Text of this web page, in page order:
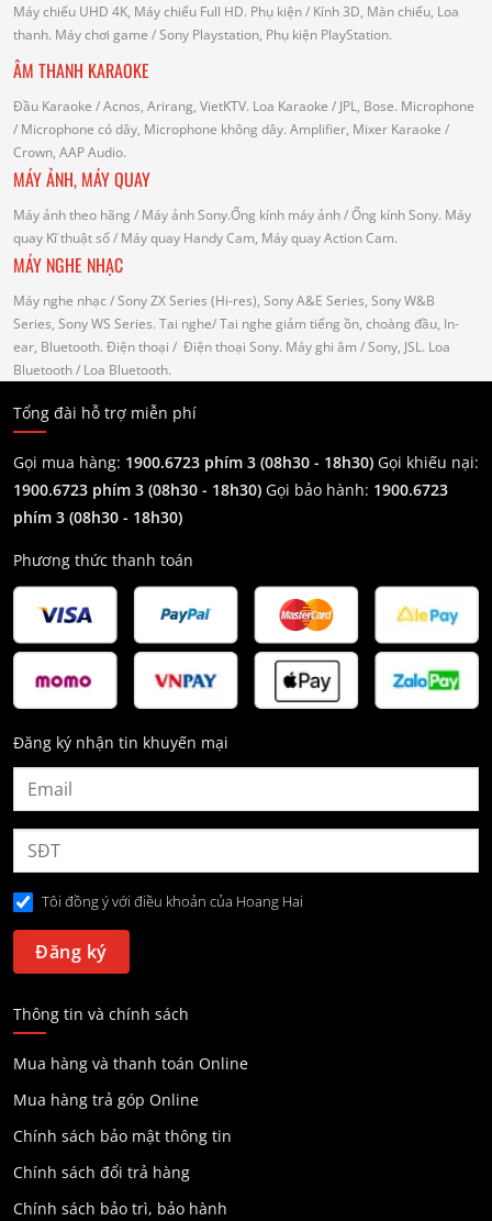
Máy chiếu UHD 4K, Máy chiếu Full HD. Phụ kiện/ Kính 3D, Màn chiếu, Loa
thanh. Máy chơi game / Sony Playstation, Phụ kiện PlayStation.
ÂM THANH KARAOKE
Đầu Karaoke / Acnos, Arirang, VietKTV. Loa Karaoke / JPL, Bose. Microphone
/ Microphone có dây, Microphone không dây. Amplifier, Mixer Karaoke /
Crown, AAP Audio.
MÁY ẢNH, MÁY QUAY
Máy ảnh theo hãng / Máy ảnh Sony.Ống kính máy ảnh / Ống kính Sony. Máy
quay Kĩ thuật số/ Máy quay Handy Cam, Máy quay Action Cam.
MÁY NGHE NHẠC
Máy nghe nhạc / Sony ZX Series (Hi-res), Sony A&E Series, Sony W&B
Series, Sony WS Series. Tai nghe/ Tai nghe giảm tiếng ồn, choàng đầu, In-
ear, Bluetooth. Điện thoại / Điện thoại Sony. Máy ghi âm / Sony, JSL. Loa
Bluetooth/ Loa Bluetooth.
Tổng đài hỗ trợ miễn phí
Gọi mua hàng: 1900.6723 phím 3 (08h30 - 18h30) Gọi khiếu nại:
1900.6723 phím 3 (08h30 - 18h30) Gọi bảo hành: 1900.6723
phím 3 (08h30 - 18h30)
Phương thức thanh toán
Đăng ký nhận tin khuyến mại
Tôi đồng ý với điều khoản của Hoang Hai
Thông tin và chính sách
Mua hàng và thanh toán Online
Mua hàng trả góp Online
Chính sách bảo mật thông tin
Chính sách đổi trả hàng
Chính sách bảo trì, bảo hành